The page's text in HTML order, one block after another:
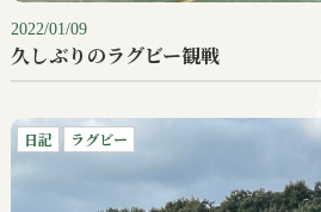
2022/01/09
久しぶりのラグビー観戦
日記 ラグビー